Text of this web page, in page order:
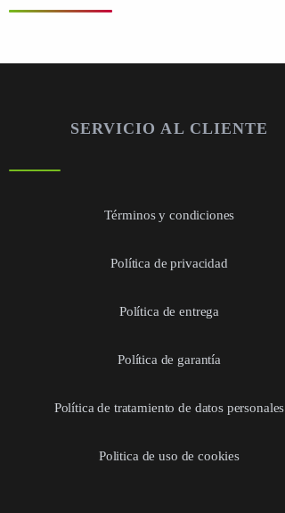
SERVICIO AL CLIENTE
Términos y condiciones
Política de privacidad
Política de entrega
Política de garantía
Política de tratamiento de datos personales
Politica de uso de cookies